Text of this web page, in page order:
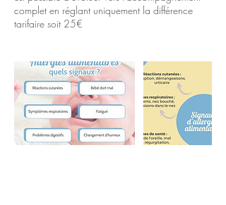
complet en réglant uniquement la différence
tarifaire soit 25​€